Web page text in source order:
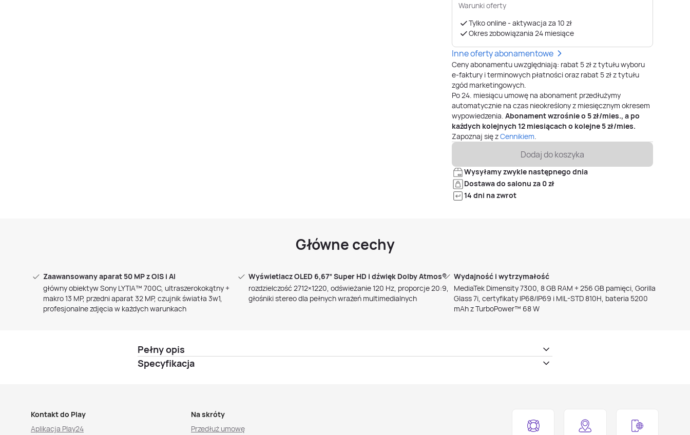
Warunki oferty
Tylko online - aktywacja za 10 zł
Okres zobowiązania 24 miesiące
Inne oferty abonamentowe
Ceny abonamentu uwzględniają: rabat 5 zł z tytułu wyboru
e-faktury i terminowych płatności oraz rabat 5 zł z tytułu
zgód marketingowych.
Po24. miesiącu umowę na abonament przedłużymy
automatycznie na czas nieokreślony z miesięcznym okresem
wypowiedzenia. Abonament wzrośnie o 5zł/mies., a po
każdych kolejnych 12 miesiącach o kolejne5zł/mies.
Zapoznaj się zCennikiem.
Dodaj do koszyka
Wysyłamy zwykle następnego dnia
Dostawa do salonu za 0 zł
14 dni na zwrot
Główne cechy
Zaawansowany aparat 50 MP z OIS i AI
główny obiektyw Sony LYTIA™ 700C, ultraszerokokątny +
makro 13 MP, przedni aparat 32 MP, czujnik światła 3w1,
profesjonalne zdjęcia w każdych warunkach
Wyświetlacz OLED 6,67” Super HD i dźwięk Dolby Atmos®
rozdzielczość 2712×1220, odświeżanie 120 Hz, proporcje 20:9,
głośniki stereo dla pełnych wrażeń multimedialnych
Wydajność i wytrzymałość
MediaTek Dimensity 7300, 8 GB RAM + 256 GB pamięci, Gorilla
Glass 7i, certyfikaty IP68/IP69 i MIL-STD 810H, bateria 5200
mAh z TurboPower™ 68 W
Pełny opis
Specyfikacja
Kontakt do Play
Aplikacja Play24
Na skróty
Przedłuż umowę